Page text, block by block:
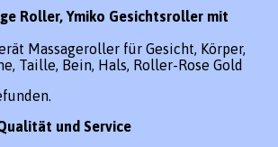
Roller, Ymiko Gesichtsroller mit
Massageroller für Gesicht, Körper,
Taille, Bein, Hals, Roller-Rose Gold
und Service